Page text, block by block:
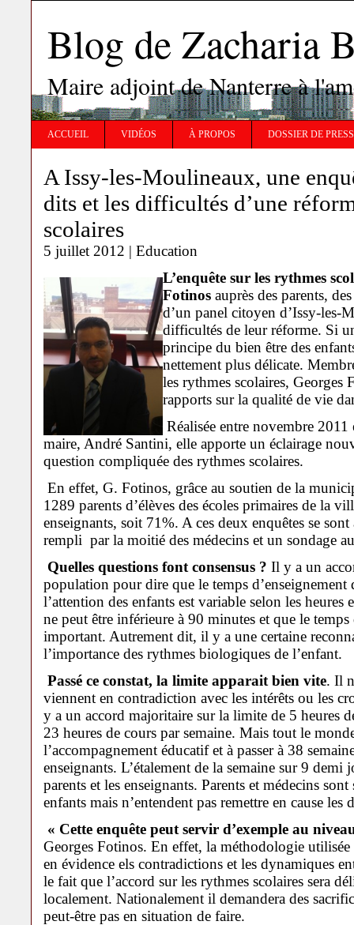
Blog de Zacharia
Maire adjoint de Nanterre à
ACCUEIL VIDÉOS À PROPOS DOSSIER DE
A Issy-les-Moulineaux, une
dits et les difficultés d’une
scolaires
5 juillet 2012 | Education
L’enquête sur les rythmes
Fotinos auprès des parents,
d’un panel citoyen d’Issy-les-
difficultés de leur réforme. Si
principe du bien être des
nettement plus délicate.
les rythmes scolaires, Georges
rapports sur la qualité de vie
Réalisée entre novembre
maire, André Santini, elle apporte un éclairage
question compliquée des rythmes scolaires.
En effet, G. Fotinos, grâce au soutien de la
1289 parents d’élèves des écoles primaires de la
enseignants, soit 71%. A ces deux enquêtes se
rempli par la moitié des médecins et un sondage
Quelles questions font consensus ? Il y a un
population pour dire que le temps d’enseignement
l’attention des enfants est variable selon les
ne peut être inférieure à 90 minutes et que le
important. Autrement dit, il y a une certaine
l’importance des rythmes biologiques de l’enfant.
Passé ce constat, la limite apparait bien vite. Il
viennent en contradiction avec les intérêts ou les
y a un accord majoritaire sur la limite de 5 heures
23 heures de cours par semaine. Mais tout le
l’accompagnement éducatif et à passer à 38
enseignants. L’étalement de la semaine sur 9 demi
parents et les enseignants. Parents et médecins
enfants mais n’entendent pas remettre en cause
« Cette enquête peut servir d’exemple au
Georges Fotinos. En effet, la méthodologie utilisée
en évidence els contradictions et les dynamiques
le fait que l’accord sur les rythmes scolaires sera
localement. Nationalement il demandera des
peut-être pas en situation de faire.